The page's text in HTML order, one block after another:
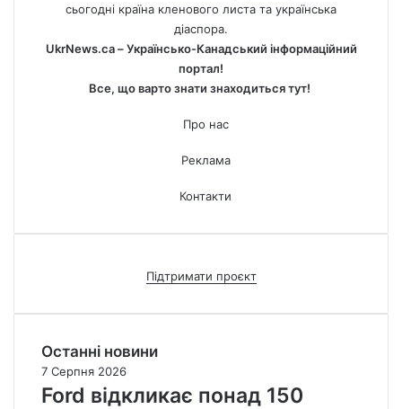
сьогодні країна кленового листа та українська
діаспора.
UkrNews.ca – Українсько-Канадський інформаційний
портал!
Все, що варто знати знаходиться тут!
Про нас
Реклама
Контакти
Підтримати проєкт
Останні новини
7 Серпня 2026
Ford відкликає понад 150